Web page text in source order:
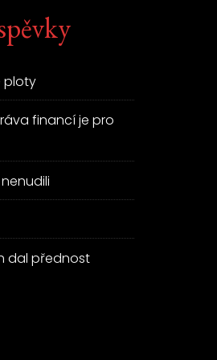
ploty
financí je pro
dal přednost